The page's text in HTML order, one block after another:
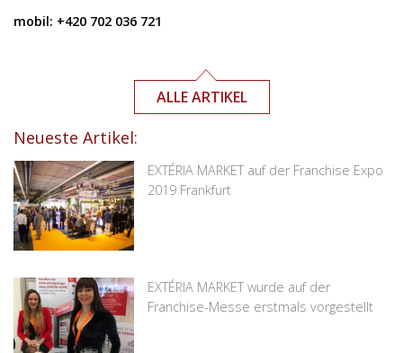
mobil: +420 702 036 721
ALLE ARTIKEL
Neueste Artikel:
EXTÉRIA MARKET auf der Franchise Expo
2019 Frankfurt
EXTÉRIA MARKET wurde auf der
Franchise-Messe erstmals vorgestellt